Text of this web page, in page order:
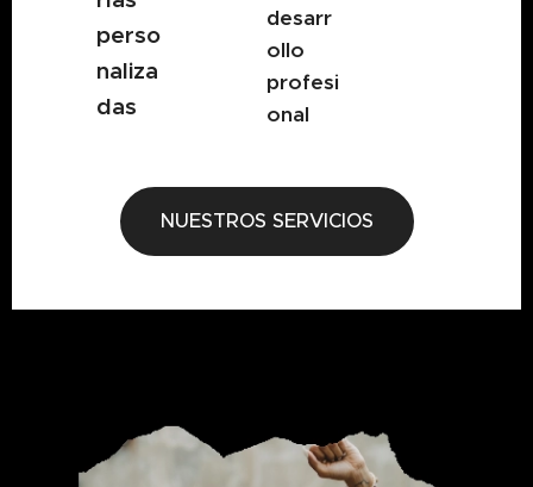
perso
naliza
das
desarr
ollo
profesi
onal
NUESTROS SERVICIOS